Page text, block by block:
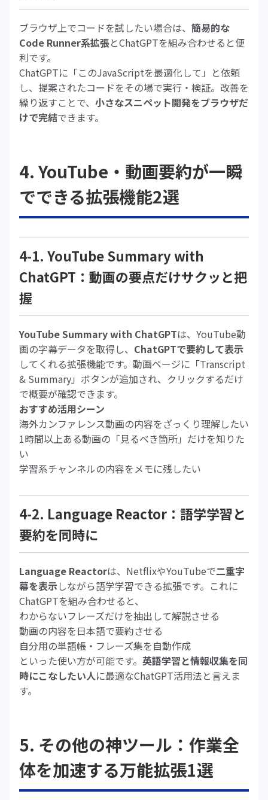
ブラウザ上でコードを試したい場合は、 簡易的な
Code Runner系拡張とChatGPTを組み合わせると便
利です。
ChatGPTに「このJavaScriptを最適化して」と依頼
し、提案されたコードをその場で実行・検証。改善を
繰り返すことで、 小さなスニペット開発をブラウザだ
けで完結できます。
4. YouTube・動画要約が一瞬
でできる拡張機能2選
4-1. YouTube Summary with
ChatGPT：動画の要点だけサクッと把
握
YouTube Summary with ChatGPTは、YouTube動
画の字幕データを取得し、 ChatGPTで要約して表示
してくれる拡張機能です。動画ページに「Transcript
& Summary」ボタンが追加され、クリックするだけ
で概要が確認できます。
おすすめ活用シーン
海外カンファレンス動画の内容をざっくり理解したい
1時間以上ある動画の「見るべき箇所」だけを知りた
い
学習系チャンネルの内容をメモに残したい
4-2. Language Reactor：語学学習と
要約を同時に
Language Reactorは、NetflixやYouTubeで二重字
幕を表示しながら語学学習できる拡張です。これに
ChatGPTを組み合わせると、
わからないフレーズだけを抽出して解説させる
動画の内容を日本語で要約させる
自分用の単語帳・フレーズ集を自動作成
といった使い方が可能です。 英語学習と情報収集を同
時にこなしたい人に最適なChatGPT活用法と言えま
す。
5. その他の神ツール：作業全
体を加速する万能拡張1選